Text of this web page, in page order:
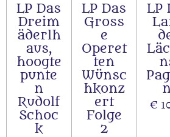
LP Das
Dreim
äderlh
aus,
hoogte
punte
n
Rudolf
Schoc
k
LP Das
Gross
e
Operet
ten
Wünsc
hkonz
ert
Folge
2
LP
€